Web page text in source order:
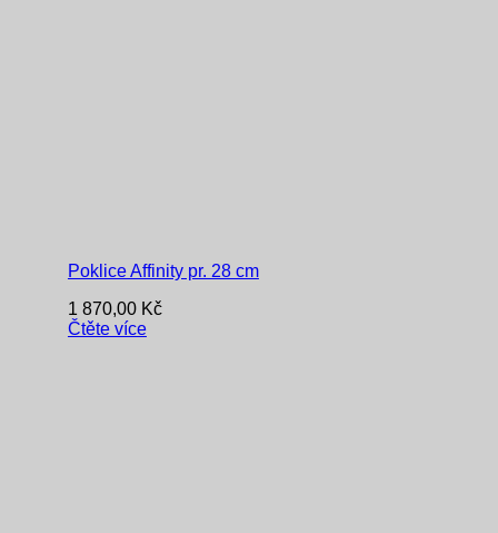
Poklice Affinity pr. 28 cm
1 870,00 Kč
Čtěte více